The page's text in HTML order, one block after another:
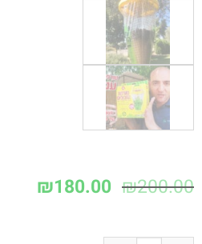
₪200.00
₪180.00